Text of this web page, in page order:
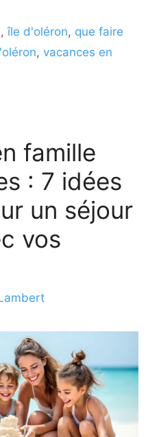
,île d'oléron, que faire
, vacances en
famille
: 7 idées
un séjour
vos